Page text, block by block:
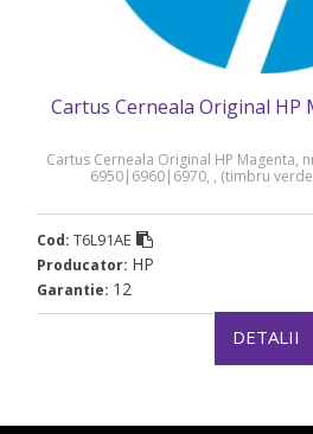
Cartus Cerneala Original HP
Cartus Cerneala Original HP Magenta,
6950|6960|6970, , (timbru verde
Cod: T6L91AE
Producator: HP
Garantie: 12
DETALII